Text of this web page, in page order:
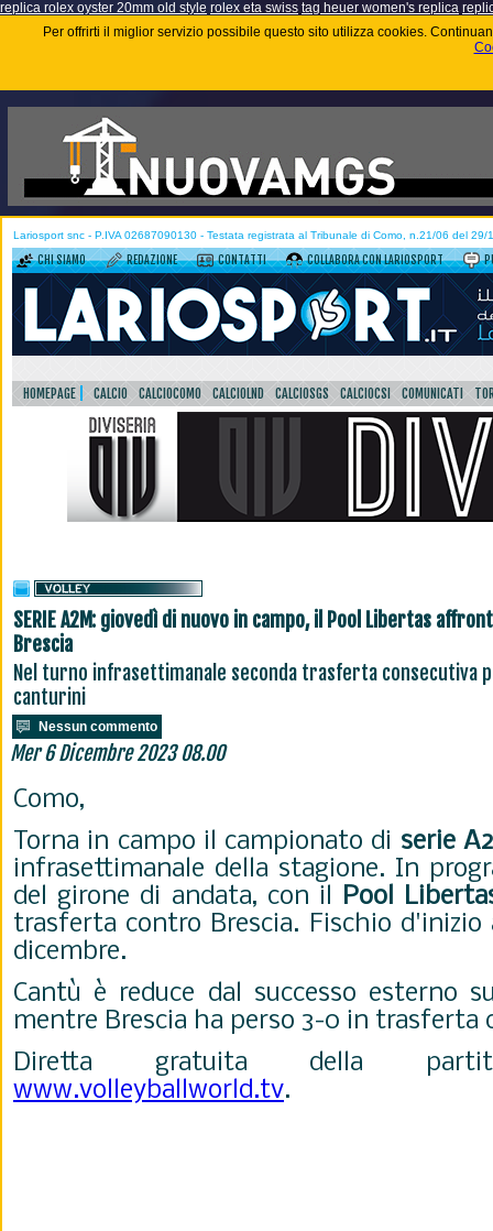
replica rolex oyster 20mm old style rolex eta swiss tag heuer women's replica
Per offrirti il miglior servizio possibile questo sito utilizza cookies.
Lariosport snc - P.IVA 02687090130 - Testata registrata al Tribunale di Como, n.21/06 del 29/
CHI SIAMO REDAZIONE CONTATTI COLLABORA CON LARIOSPORT
HOMEPAGE CALCIO CALCIOCOMO CALCIOLND CALCIOSGS CALCIOCSI COMUNICATI
SERIE A2M: giovedì di nuovo in campo, il Pool Libertas
Brescia
Nel turno infrasettimanale seconda trasferta consecutiva
canturini
Nessun commento
Mer 6 Dicembre 2023 08.00
Como,
Torna in campo il campionato di serie A2
infrasettimanale della stagione. In
del girone di andata, con il Pool
trasferta contro Brescia. Fischio d'inizio
dicembre.
Cantù è reduce dal successo esterno
mentre Brescia ha perso 3-0 in trasferta
Diretta gratuita della
www.volleyballworld.tv.